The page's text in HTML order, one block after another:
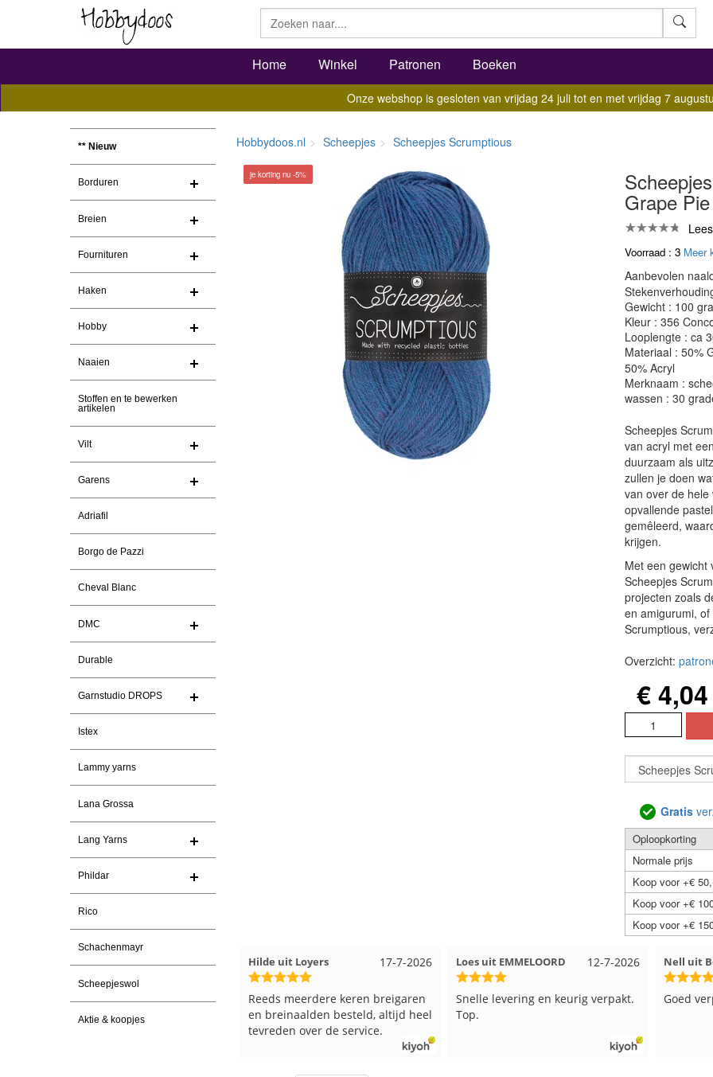
Home Winkel Patronen Boeken
Onze webshop is gesloten van vrijdag 24 juli tot en met vrijdag 7
** Nieuw
Borduren
Breien
Fournituren
Haken
Hobby
Naaien
Stoffen en te bewerken
artikelen
Vilt
Garens
Adriafil
Borgo de Pazzi
Cheval Blanc
DMC
Durable
Garnstudio DROPS
Istex
Lammy yarns
Lana Grossa
Lang Yarns
Phildar
Rico
Schachenmayr
Scheepjeswol
Aktie & koopjes
Hobbydoos.nl Scheepjes Scheepjes Scrumptious
je korting nu -5%
Grape Pie
Voorraad : 3 Meer
Aanbevolen
Gewicht : 100
Kleur : 356
Looplengte : ca
Materiaal : 50%
50% Acryl
Merknaam :
wassen : 30
Scheepjes
van acryl met
duurzaam als
zullen je doen
van over de
opvallende
gemêleerd,
krijgen.
Met een gewicht
Scheepjes
projecten zoals
en amigurumi,
Scrumptious,
Overzicht:
€ 4,04
Gratis
Oploopkorting
Normale prijs
Koop voor +€
Koop voor +€
Koop voor +€
17-7-2026
Reeds meerdere keren breigaren
en breinaalden besteld, altijd heel
12-7-2026
Loes uit EMMELOORD
Snelle levering en keurig verpakt.
Top.
12-7-2026
Nell uit Beuningen
Goed verpakt en snelgeleverd